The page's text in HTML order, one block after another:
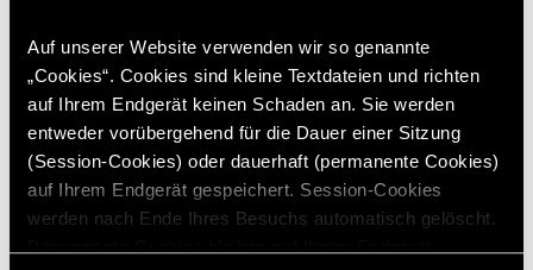
Auf unserer Website verwenden wir so genannte
„Cookies“. Cookies sind kleine Textdateien und richten
auf Ihrem Endgerät keinen Schaden an. Sie werden
entweder vorübergehend für die Dauer einer Sitzung
(Session-Cookies) oder dauerhaft (permanente Cookies)
auf Ihrem Endgerät gespeichert. Session-Cookies
werden nach Ende Ihres Besuchs automatisch gelöscht.
Sponsoring, Partner
Spenden
PKW
Mercedes-Benz
AMG Modellübersicht
AMG Performance Center
Plug-in-Hybride
Ansprechpartner Neuwagen PKW
Mobilitätsberatung